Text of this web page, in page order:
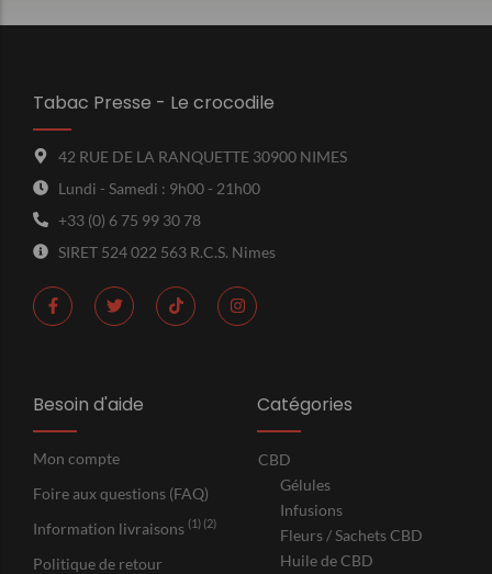
Tabac Presse - Le crocodile
42 RUE DE LA RANQUETTE 30900 NIMES
Lundi - Samedi : 9h00 - 21h00
+33 (0) 6 75 99 30 78
SIRET 524 022 563 R.C.S. Nimes
Besoin d'aide
Mon compte
Foire aux questions (FAQ)
Information livraisons (1) (2)
Politique de retour
Catégories
CBD
Gélules
Infusions
Fleurs / Sachets CBD
Huile de CBD